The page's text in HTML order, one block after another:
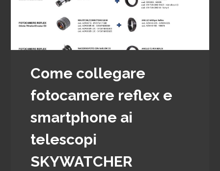
Come collegare
fotocamere reflex e
smartphone ai
telescopi
SKYWATCHER